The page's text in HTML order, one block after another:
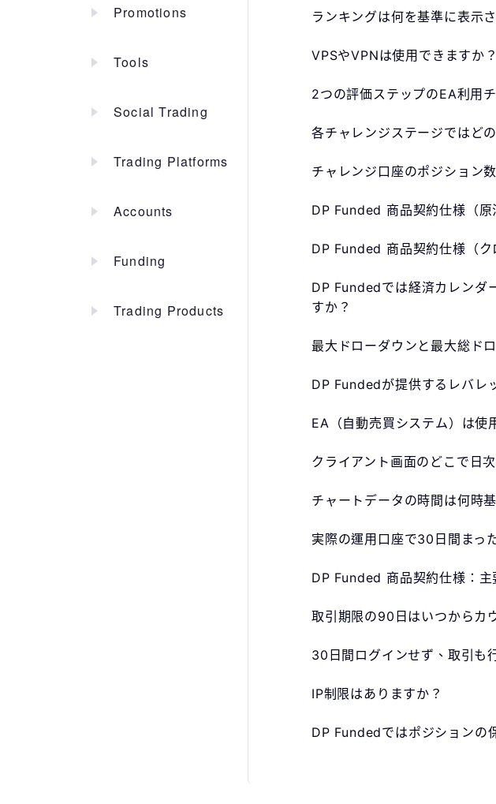
Promotions
Tools
Social Trading
Trading Platforms
Accounts
Funding
Trading Products
ランキングは何を基準に表示
VPSやVPNは使用できますか？
2つの評価ステップのEA利用
各チャレンジステージではど
チャレンジ口座のポジション
DP Funded 商品契約仕様（原
DP Funded 商品契約仕様（ク
DP Fundedでは経済カレンダ
すか？
最大ドローダウンと最大総ド
DP Fundedが提供するレバレ
EA（自動売買システム）は使
クライアント画面のどこで日
チャートデータの時間は何時
実際の運用口座で30日間まっ
DP Funded 商品契約仕様：主
取引期限の90日はいつからカ
30日間ログインせず、取引も
IP制限はありますか？
DP Fundedではポジションの